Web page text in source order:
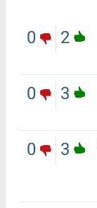
2
0
3
0
3
0